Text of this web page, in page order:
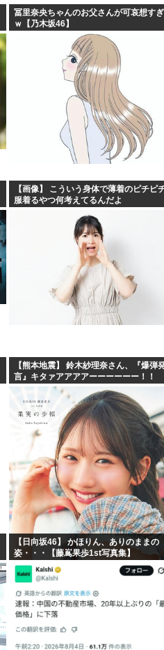
冨里奈央ちゃんのお父さんが可哀想す
ｗ【乃木坂46】
【画像】 こういう身体で薄着のピチピ
服着るやつ何考えてるんだよ
【熊本地震】 鈴木紗理奈さん、『爆弾
言』キタァアアアアーーーーーー！！
【日向坂46】 かほりん、ありのままの
姿・・・【藤嶌果歩1st写真集】